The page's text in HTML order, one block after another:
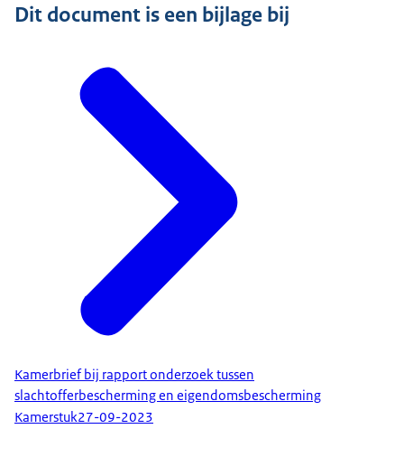
Dit document is een bijlage bij
Kamerbrief bij rapport onderzoek tussen
slachtofferbescherming en eigendomsbescherming
Kamerstuk27-09-2023